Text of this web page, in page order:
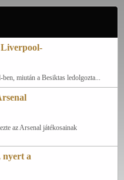
Liverpool-
miután a Besiktas ledolgozta...
az Arsenal játékosainak
nyert a